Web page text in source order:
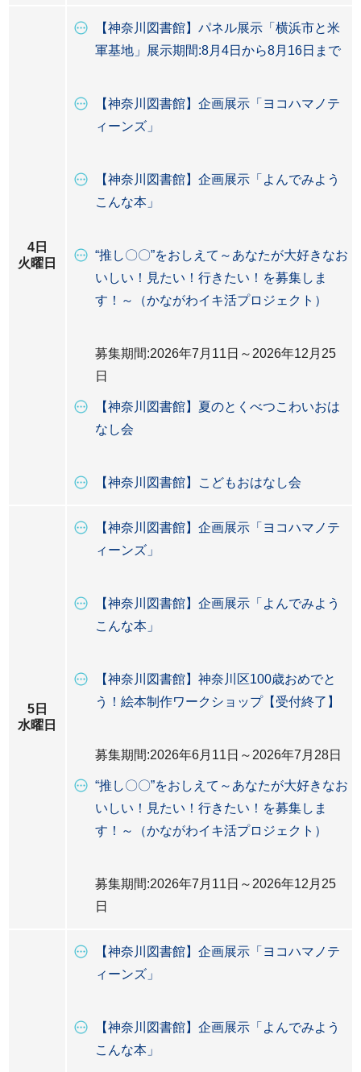
4日
火曜日
【神奈川図書館】パネル展示「横浜市と米
軍基地」展示期間:8月4日から8月16日まで
【神奈川図書館】企画展示「ヨコハマノテ
ィーンズ」
【神奈川図書館】企画展示「よんでみよう
こんな本」
“推し〇〇”をおしえて～あなたが大好きなお
いしい！見たい！行きたい！を募集しま
す！～（かながわイキ活プロジェクト）
募集期間:2026年7月11日～2026年12月25
日
【神奈川図書館】夏のとくべつこわいおは
なし会
【神奈川図書館】こどもおはなし会
5日
水曜日
【神奈川図書館】企画展示「ヨコハマノテ
ィーンズ」
【神奈川図書館】企画展示「よんでみよう
こんな本」
【神奈川図書館】神奈川区100歳おめでと
う！絵本制作ワークショップ【受付終了】
募集期間:2026年6月11日～2026年7月28日
“推し〇〇”をおしえて～あなたが大好きなお
いしい！見たい！行きたい！を募集しま
す！～（かながわイキ活プロジェクト）
募集期間:2026年7月11日～2026年12月25
日
【神奈川図書館】企画展示「ヨコハマノテ
ィーンズ」
【神奈川図書館】企画展示「よんでみよう
こんな本」